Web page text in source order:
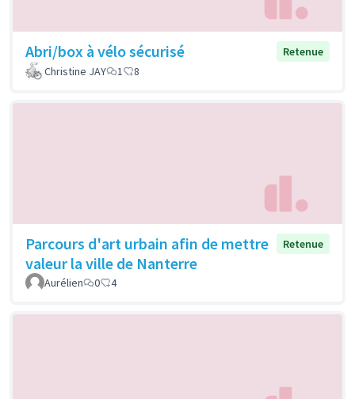
Abri/box à vélo sécurisé
Retenue
Christine JAY
1 8
Parcours d'art urbain afin de mettre
valeur la ville de Nanterre
Retenue
Aurélien 0 4